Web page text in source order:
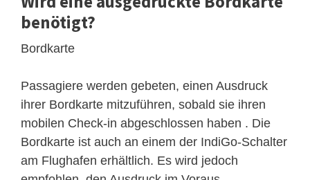
benötigt?
Bordkarte
Passagiere werden gebeten, einen Ausdruck
ihrer Bordkarte mitzuführen, sobald sie ihren
mobilen Check-in abgeschlossen haben . Die
Bordkarte ist auch an einem der IndiGo-Schalter
am Flughafen erhältlich. Es wird jedoch